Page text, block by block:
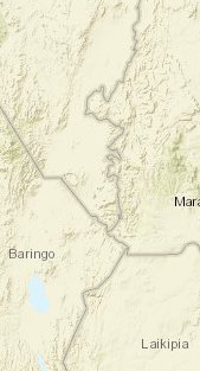
Nuit en tente
Jour 4
Etape 2 :
haute
Old
Camp
Levé de
reprise de
et de la
paysages
La